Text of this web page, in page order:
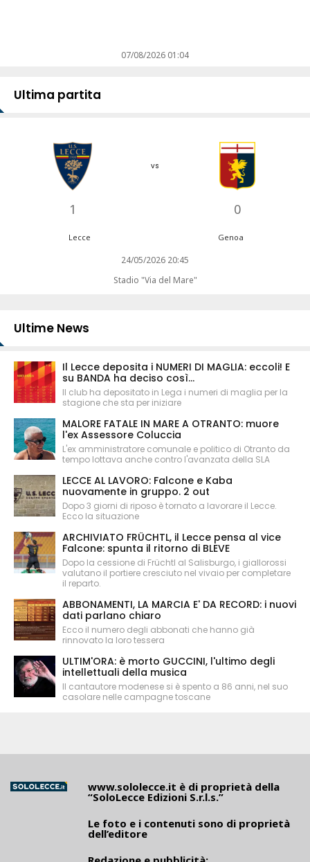
07/08/2026 01:04
Ultima partita
1
vs
0
Lecce Genoa
24/05/2026 20:45
Stadio "Via del Mare"
Ultime News
Il Lecce deposita i NUMERI DI MAGLIA: eccoli! E
su BANDA ha deciso così...
Il club ha depositato in Lega i numeri di maglia per la
stagione che sta per iniziare
MALORE FATALE IN MARE A OTRANTO: muore
l'ex Assessore Coluccia
L'ex amministratore comunale e politico di Otranto da
tempo lottava anche contro l'avanzata della SLA
LECCE AL LAVORO: Falcone e Kaba
nuovamente in gruppo. 2 out
Dopo 3 giorni di riposo è tornato a lavorare il Lecce.
Ecco la situazione
ARCHIVIATO FRÜCHTL, il Lecce pensa al vice
Falcone: spunta il ritorno di BLEVE
Dopo la cessione di Früchtl al Salisburgo, i giallorossi
valutano il portiere cresciuto nel vivaio per completare
il reparto.
ABBONAMENTI, LA MARCIA E' DA RECORD: i nuovi
dati parlano chiaro
Ecco il numero degli abbonati che hanno già
rinnovato la loro tessera
ULTIM'ORA: è morto GUCCINI, l'ultimo degli
intellettuali della musica
Il cantautore modenese si è spento a 86 anni, nel suo
casolare nelle campagne toscane
www.sololecce.it è di proprietà della
“SoloLecce Edizioni S.r.l.s.”
Le foto e i contenuti sono di proprietà
dell’editore